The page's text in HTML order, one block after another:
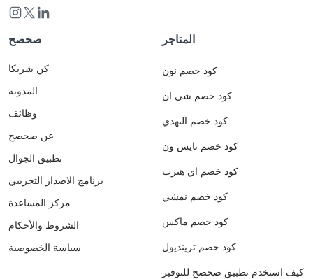
صحصح
كن شريكا
المدونة
وظائف
عن صحصح
تطبيق الجوال
برنامج الاصدار التجريبي
مركز المساعدة
الشروط والأحكام
سياسة الخصوصية
المتاجر
كود خصم نون
كود خصم شي ان
كود خصم النهدي
كود خصم نايس ون
كود خصم اي هيرب
كود خصم نمشي
كود خصم ماكس
كود خصم ترينديول
كيف استخدم تطبيق صحصح للتوفير